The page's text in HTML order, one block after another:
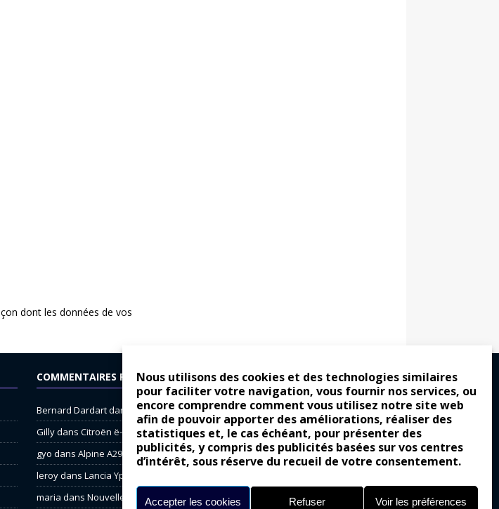
Nous utilisons des cookies et des technologies similaires
pour faciliter votre navigation, vous fournir nos services, ou
encore comprendre comment vous utilisez notre site web
afin de pouvoir apporter des améliorations, réaliser des
statistiques et, le cas échéant, pour présenter des
publicités, y compris des publicités basées sur vos centres
d’intérêt, sous réserve du recueil de votre consentement.
Accepter les cookies Refuser Voir les préférences
dont les données de vos
COMMENTAIRES RÉCENTS
Bernard Dardartdans
Dacia Sandero : pour les gens vrais
Gillydans Citroën ë-C3 : la révolution a commencé
gyo dans Alpine A290 : L’irrésistible attraction de la légèreté
leroydans Lancia Ypsilon : naturellement envoûtante ?
maria dans Nouvelle Opel Corsa : Yes of Corsa !